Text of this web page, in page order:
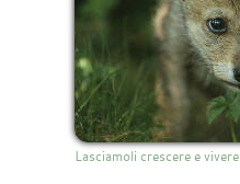
Lasciamoli crescere e vivere